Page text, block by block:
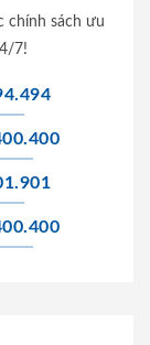
chính sách ưu
7!